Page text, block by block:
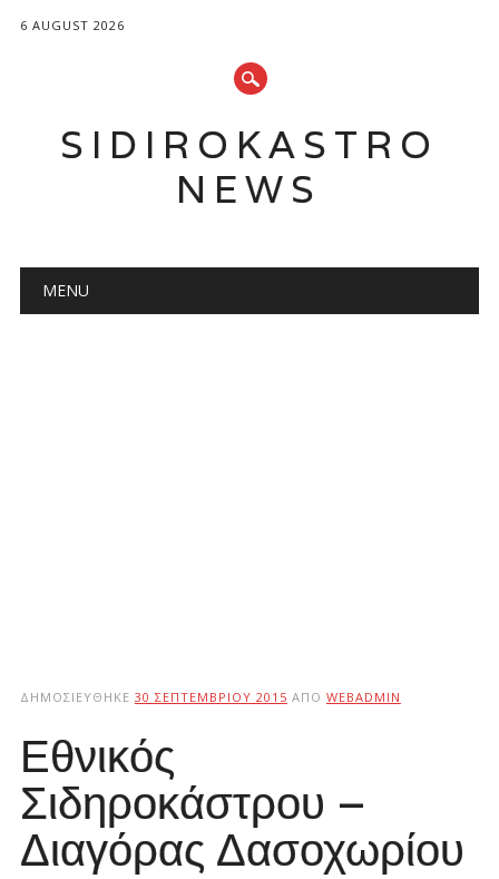
6 AUGUST 2026
SIDIROKASTRO
NEWS
Main menu
MENU
ΔΗΜΟΣΙΕΎΘΗΚΕ 30 ΣΕΠΤΕΜΒΡΊΟΥ 2015 ΑΠΌ WEBADMIN
Εθνικός
Σιδηροκάστρου –
Διαγόρας Δασοχωρίου